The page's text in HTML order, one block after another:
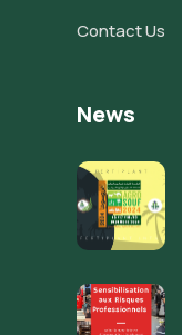
Contact Us
News